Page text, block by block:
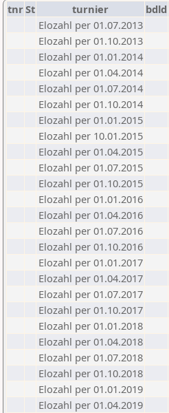
tnrSt turnier bdld
Elozahl per 01.07.2013
Elozahl per 01.10.2013
Elozahl per 01.01.2014
Elozahl per 01.04.2014
Elozahl per 01.07.2014
Elozahl per 01.10.2014
Elozahl per 01.01.2015
Elozahl per 10.01.2015
Elozahl per 01.04.2015
Elozahl per 01.07.2015
Elozahl per 01.10.2015
Elozahl per 01.01.2016
Elozahl per 01.04.2016
Elozahl per 01.07.2016
Elozahl per 01.10.2016
Elozahl per 01.01.2017
Elozahl per 01.04.2017
Elozahl per 01.07.2017
Elozahl per 01.10.2017
Elozahl per 01.01.2018
Elozahl per 01.04.2018
Elozahl per 01.07.2018
Elozahl per 01.10.2018
Elozahl per 01.01.2019
Elozahl per 01.04.2019